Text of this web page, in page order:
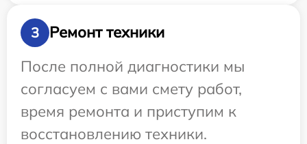
3
Ремонт техники
После полной диагностики мы
согласуем с вами смету работ,
время ремонта и приступим к
восстановлению техники.